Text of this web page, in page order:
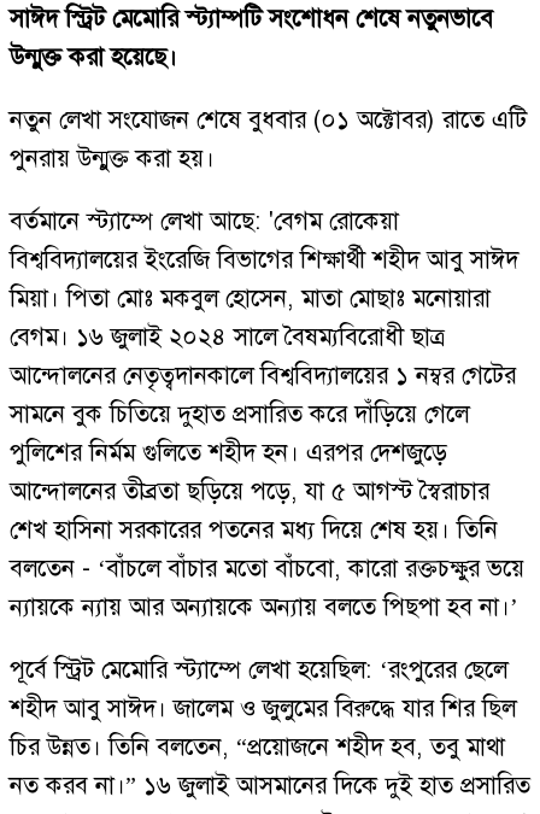
সাঈদ স্ট্রিট মেমোরি স্ট্যাম্পটি সংশোধন শেষে নতুনভাবে
উন্মুক্ত করা হয়েছে।
নতুন লেখা সংযোজন শেষে বুধবার (০১ অক্টোবর) রাতে এটি
পুনরায় উন্মুক্ত করা হয়।
বর্তমানে স্ট্যাম্পে লেখা আছে: 'বেগম রোকেয়া
বিশ্ববিদ্যালয়ের ইংরেজি বিভাগের শিক্ষার্থী শহীদ আবু সাঈদ
মিয়া। পিতা মোঃ মকবুল হোসেন, মাতা মোছাঃ মনোয়ারা
বেগম। ১৬ জুলাই ২০২৪ সালে বৈষম্যবিরোধী ছাত্র
আন্দোলনের নেতৃত্বদানকালে বিশ্ববিদ্যালয়ের ১ নম্বর গেটের
সামনে বুক চিতিয়ে দুহাত প্রসারিত করে দাঁড়িয়ে গেলে
পুলিশের নির্মম গুলিতে শহীদ হন। এরপর দেশজুড়ে
আন্দোলনের তীব্রতা ছড়িয়ে পড়ে, যা ৫ আগস্ট স্বৈরাচার
শেখ হাসিনা সরকারের পতনের মধ্য দিয়ে শেষ হয়। তিনি
বলতেন - ‘বাঁচলে বাঁচার মতো বাঁচবো, কারো রক্তচক্ষুর ভয়ে
ন্যায়কে ন্যায় আর অন্যায়কে অন্যায় বলতে পিছপা হব না।’
পূর্বে স্ট্রিট মেমোরি স্ট্যাম্পে লেখা হয়েছিল: ‘রংপুরের ছেলে
শহীদ আবু সাঈদ। জালেম ও জুলুমের বিরুদ্ধে যার শির ছিল
চির উন্নত। তিনি বলতেন, “প্রয়োজনে শহীদ হব, তবু মাথা
নত করব না।” ১৬ জুলাই আসমানের দিকে দুই হাত প্রসারিত